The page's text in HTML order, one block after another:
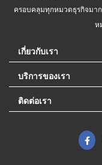
ครอบคลุมทุกหมวดธุรกิจมา
ห
เกี่ยวกับเรา
บริการของเรา
ติดต่อเรา